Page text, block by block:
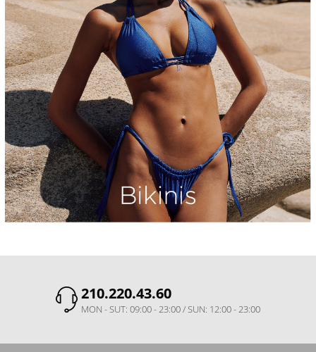
210.220.43.60
MON - SUT: 09:00 - 23:00 / SUN: 12:00 - 23:00